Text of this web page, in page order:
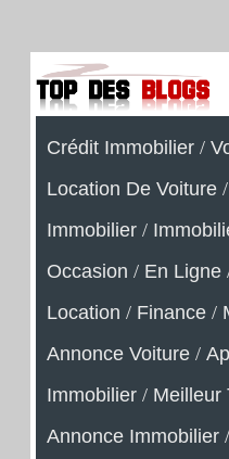
Crédit Immobilier /
Location De Voiture /
Immobilier /
Occasion / En Ligne
Location / Finance /
Annonce Voiture /
Immobilier / Meilleur
Annonce Immobilier /